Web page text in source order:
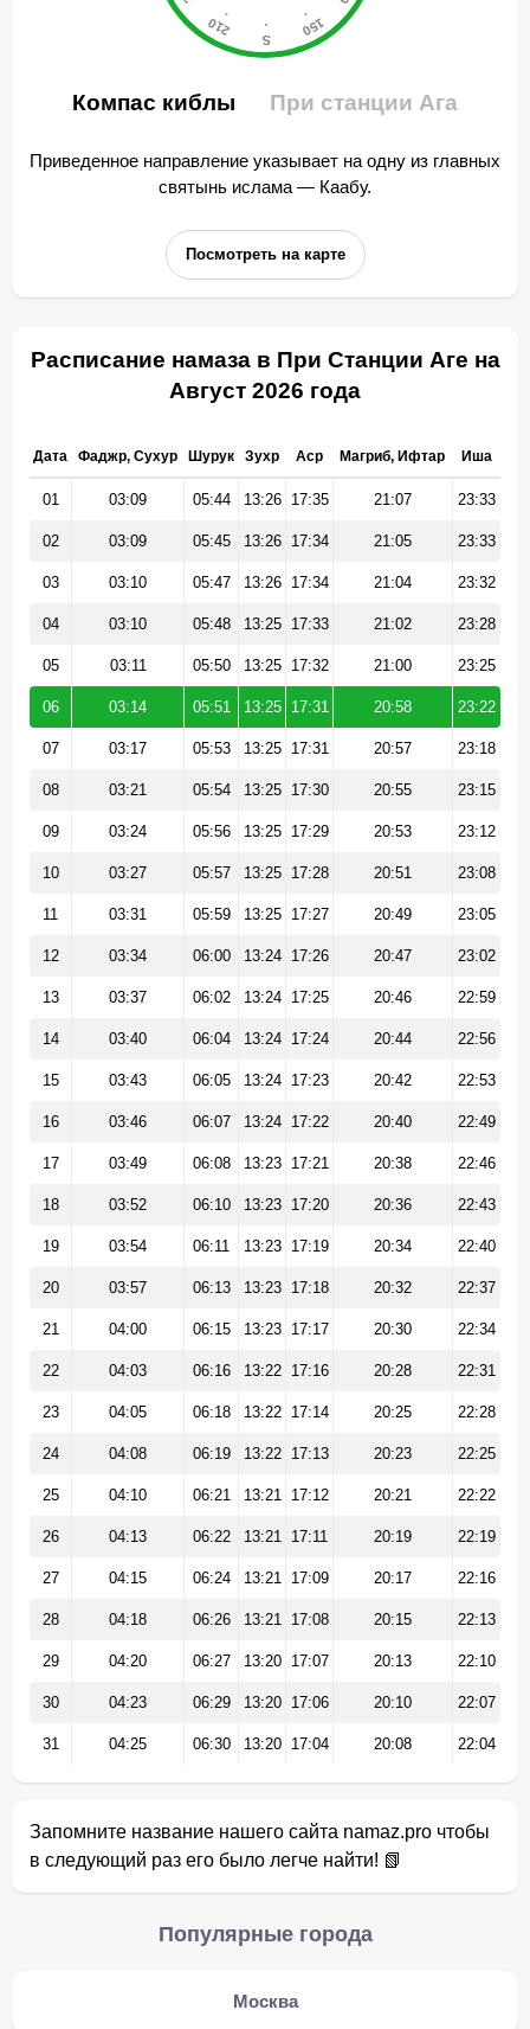
Компас киблы При станции Ага
Приведенное направление указывает на одну из главных
святынь ислама — Каабу.
Посмотреть на карте
Расписание намаза в При Станции Аге на
Август 2026 года
Дата Фаджр, Сухур Шурук Зухр Аср Магриб, Ифтар Иша
01 03:09 05:44 13:26 17:35 21:07 23:33
02 03:09 05:45 13:26 17:34 21:05 23:33
03 03:10 05:47 13:26 17:34 21:04 23:32
04 03:10 05:48 13:25 17:33 21:02 23:28
05 03:11 05:50 13:25 17:32 21:00 23:25
06 03:14 05:51 13:25 17:31 20:58 23:22
07 03:17 05:53 13:25 17:31 20:57 23:18
08 03:21 05:54 13:25 17:30 20:55 23:15
09 03:24 05:56 13:25 17:29 20:53 23:12
10 03:27 05:57 13:25 17:28 20:51 23:08
11 03:31 05:59 13:25 17:27 20:49 23:05
12 03:34 06:00 13:24 17:26 20:47 23:02
13 03:37 06:02 13:24 17:25 20:46 22:59
14 03:40 06:04 13:24 17:24 20:44 22:56
15 03:43 06:05 13:24 17:23 20:42 22:53
16 03:46 06:07 13:24 17:22 20:40 22:49
17 03:49 06:08 13:23 17:21 20:38 22:46
18 03:52 06:10 13:23 17:20 20:36 22:43
19 03:54 06:11 13:23 17:19 20:34 22:40
20 03:57 06:13 13:23 17:18 20:32 22:37
21 04:00 06:15 13:23 17:17 20:30 22:34
22 04:03 06:16 13:22 17:16 20:28 22:31
23 04:05 06:18 13:22 17:14 20:25 22:28
24 04:08 06:19 13:22 17:13 20:23 22:25
25 04:10 06:21 13:21 17:12 20:21 22:22
26 04:13 06:22 13:21 17:11 20:19 22:19
27 04:15 06:24 13:21 17:09 20:17 22:16
28 04:18 06:26 13:21 17:08 20:15 22:13
29 04:20 06:27 13:20 17:07 20:13 22:10
30 04:23 06:29 13:20 17:06 20:10 22:07
31 04:25 06:30 13:20 17:04 20:08 22:04
Запомните название нашего сайта namaz.pro чтобы
в следующий раз его было легче найти! 📗
Популярные города
Москва